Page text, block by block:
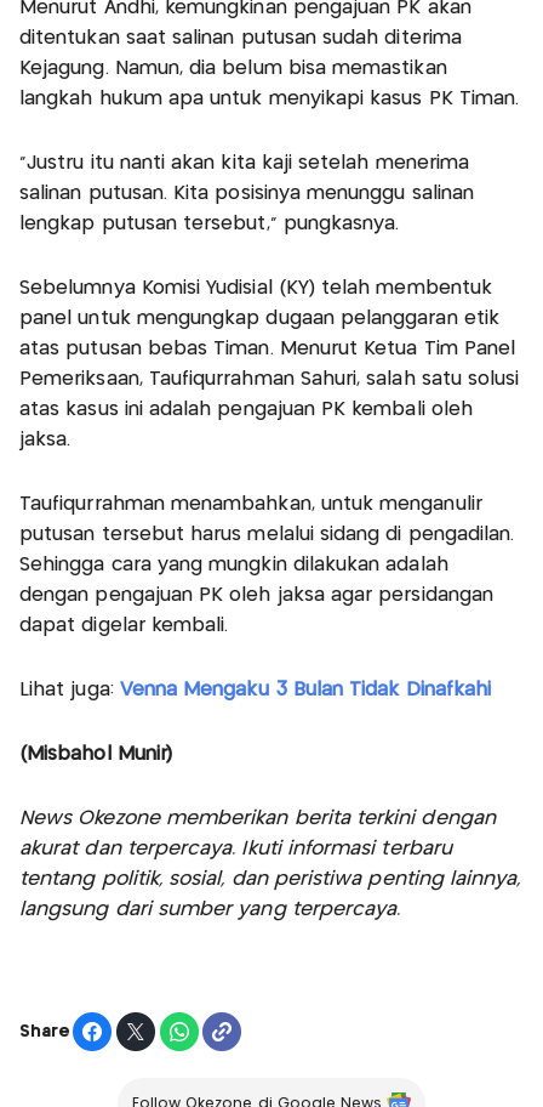
Menurut Andhi, kemungkinan pengajuan PK akan
ditentukan saat salinan putusan sudah diterima
Kejagung. Namun, dia belum bisa memastikan
langkah hukum apa untuk menyikapi kasus PK Timan.
"Justru itu nanti akan kita kaji setelah menerima
salinan putusan. Kita posisinya menunggu salinan
lengkap putusan tersebut," pungkasnya.
Sebelumnya Komisi Yudisial (KY) telah membentuk
panel untuk mengungkap dugaan pelanggaran etik
atas putusan bebas Timan. Menurut Ketua Tim Panel
Pemeriksaan, Taufiqurrahman Sahuri, salah satu solusi
atas kasus ini adalah pengajuan PK kembali oleh
jaksa.
Taufiqurrahman menambahkan, untuk menganulir
putusan tersebut harus melalui sidang di pengadilan.
Sehingga cara yang mungkin dilakukan adalah
dengan pengajuan PK oleh jaksa agar persidangan
dapat digelar kembali.
Lihat juga: Venna Mengaku 3 Bulan Tidak Dinafkahi
(Misbahol Munir)
News Okezone memberikan berita terkini dengan
akurat dan terpercaya. Ikuti informasi terbaru
tentang politik, sosial, dan peristiwa penting lainnya,
langsung dari sumber yang terpercaya.
Share